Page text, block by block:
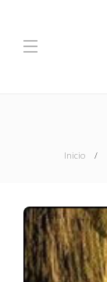
Inicio